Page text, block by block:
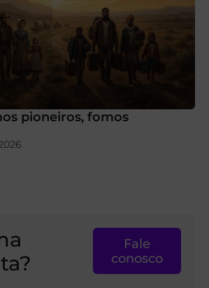
pioneiros, fomos
Fale
conosco